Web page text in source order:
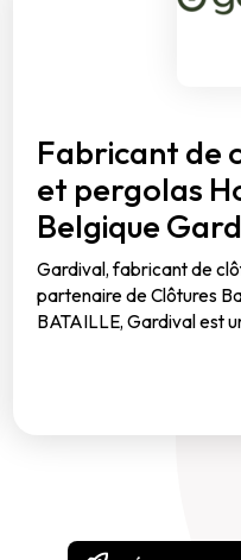
Fabricant de
et pergolas
Belgique
Gardival, fabricant de
partenaire de Clôtures
BATAILLE, Gardival est